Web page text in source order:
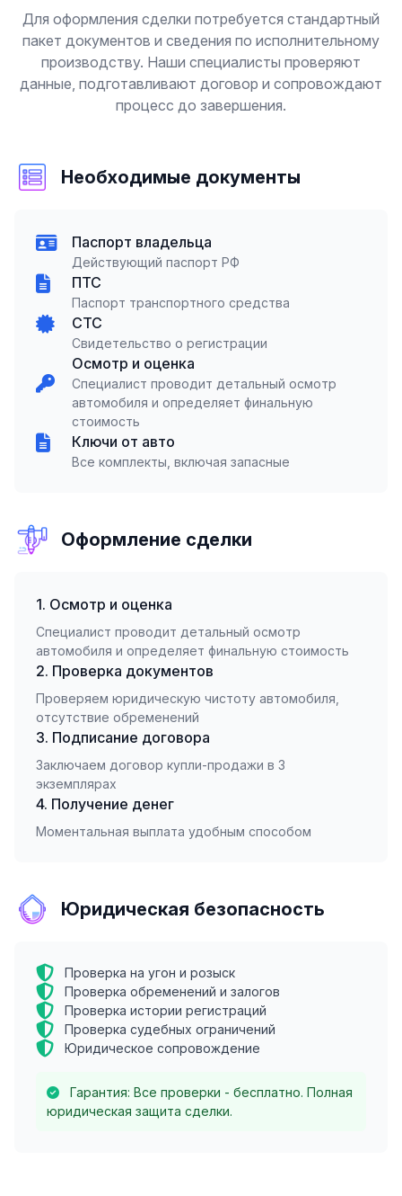
Для оформления сделки потребуется стандартный
пакет документов и сведения по исполнительному
производству. Наши специалисты проверяют
данные, подготавливают договор и сопровождают
процесс до завершения.
Необходимые документы
Паспорт владельца
Действующий паспорт РФ
ПТС
Паспорт транспортного средства
СТС
Свидетельство о регистрации
Осмотр и оценка
Специалист проводит детальный осмотр
автомобиля и определяет финальную
стоимость
Ключи от авто
Все комплекты, включая запасные
Оформление сделки
1. Осмотр и оценка
Специалист проводит детальный осмотр
автомобиля и определяет финальную стоимость
2. Проверка документов
Проверяем юридическую чистоту автомобиля,
отсутствие обременений
3. Подписание договора
Заключаем договор купли-продажи в 3
экземплярах
4. Получение денег
Моментальная выплата удобным способом
Юридическая безопасность
Проверка на угон и розыск
Проверка обременений и залогов
Проверка истории регистраций
Проверка судебных ограничений
Юридическое сопровождение
Гарантия: Все проверки - бесплатно. Полная
юридическая защита сделки.